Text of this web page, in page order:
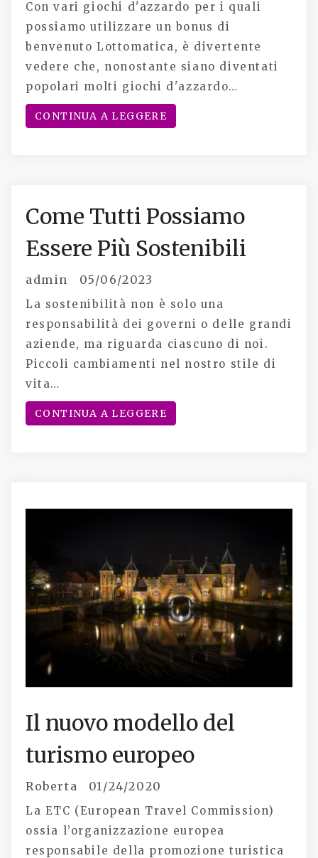
Con vari giochi d'azzardo per i quali
possiamo utilizzare un bonus di
benvenuto Lottomatica, è divertente
vedere che, nonostante siano diventati
popolari molti giochi d'azzardo…
CONTINUA A LEGGERE
Come Tutti Possiamo
Essere Più Sostenibili
admin 05/06/2023
La sostenibilità non è solo una
responsabilità dei governi o delle grandi
aziende, ma riguarda ciascuno di noi.
Piccoli cambiamenti nel nostro stile di
vita…
CONTINUA A LEGGERE
Il nuovo modello del
turismo europeo
Roberta 01/24/2020
La ETC (European Travel Commission)
ossia l’organizzazione europea
responsabile della promozione turistica